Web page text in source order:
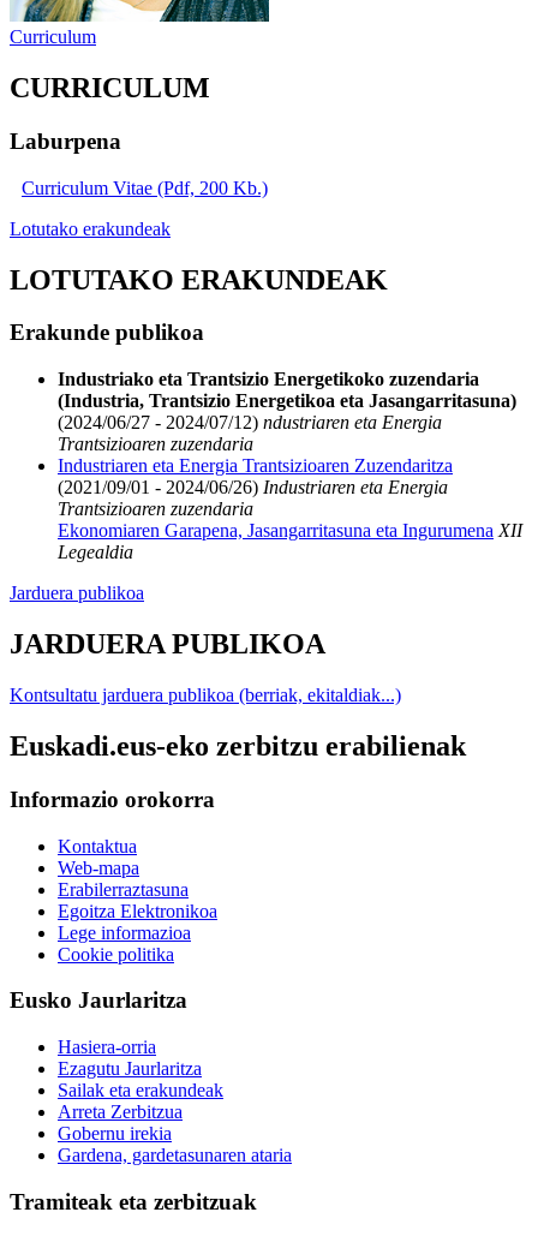
Curriculum
CURRICULUM
Laburpena
Curriculum Vitae (Pdf, 200 Kb.)
Lotutako erakundeak
LOTUTAKO ERAKUNDEAK
Erakunde publikoa
Industriako eta Trantsizio Energetikoko zuzendaria
(Industria, Trantsizio Energetikoa eta Jasangarritasuna)
(2024/06/27 - 2024/07/12) ndustriaren eta Energia
Trantsizioaren zuzendaria
Industriaren eta Energia Trantsizioaren Zuzendaritza
(2021/09/01 - 2024/06/26) Industriaren eta Energia
Trantsizioaren zuzendaria
Ekonomiaren Garapena, Jasangarritasuna eta Ingurumena XII
Legealdia
Jarduera publikoa
JARDUERA PUBLIKOA
Kontsultatu jarduera publikoa (berriak, ekitaldiak...)
Euskadi.eus-eko zerbitzu erabilienak
Informazio orokorra
Kontaktua
Web-mapa
Erabilerraztasuna
Egoitza Elektronikoa
Lege informazioa
Cookie politika
Eusko Jaurlaritza
Hasiera-orria
Ezagutu Jaurlaritza
Sailak eta erakundeak
Arreta Zerbitzua
Gobernu irekia
Gardena, gardetasunaren ataria
Tramiteak eta zerbitzuak